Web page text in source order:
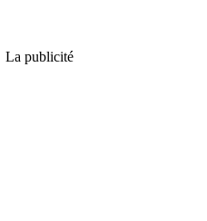
La publicité